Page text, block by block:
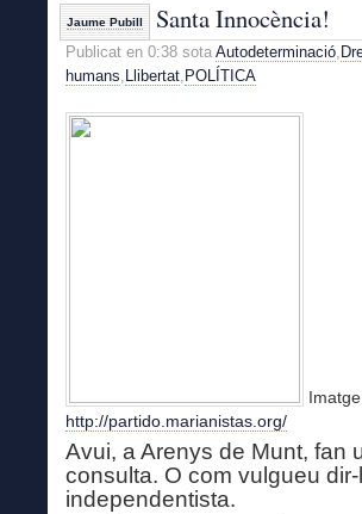
Jaume Pubill Santa Innocència!
Publicat en 0:38 sota Autodeterminació,
humans, Llibertat, POLÍTICA
http://partido.marianistas.org/
Avui, a Arenys de Munt, fan
consulta. O com vulgueu
independentista.